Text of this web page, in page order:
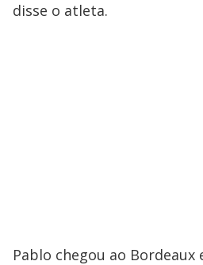
disse o atleta.
Pablo chegou ao Bordeaux